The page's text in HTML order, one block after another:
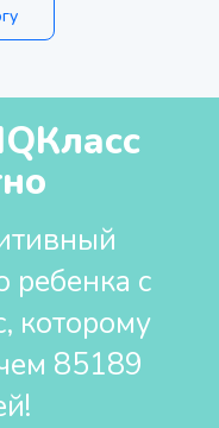
ребенка с
которому
85189